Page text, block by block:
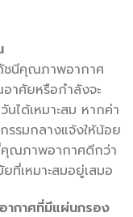
ชนีคุณภาพอากาศ
าศัยหรือกำลังจะ
นได้เหมาะสม หากค่า
รรมกลางแจ้งให้น้อย
คุณภาพอากาศดีกว่า
เหมาะสมอยู่เสมอ
ากาศที่มีแผ่นกรอง